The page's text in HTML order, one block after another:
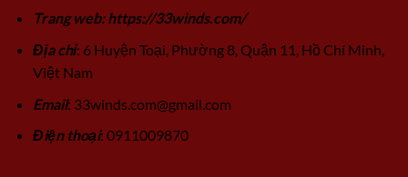
Trang web: https://33winds.com/
Địa chỉ: 6 Huyện Toại, Phường 8, Quận 11, Hồ Chí Minh,
Việt Nam
Email: 33winds.com@gmail.com
Điện thoại: 0911009870